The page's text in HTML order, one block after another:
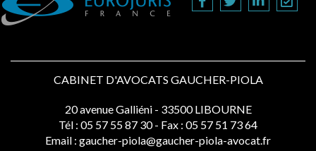
CABINET D'AVOCATS GAUCHER-PIOLA
20 avenue Galliéni - 33500 LIBOURNE
Tél : 05 57 55 87 30 - Fax : 05 57 51 73 64
Email : gaucher-piola@gaucher-piola-avocat.fr